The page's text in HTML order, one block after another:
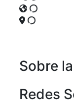
Sobre
Redes